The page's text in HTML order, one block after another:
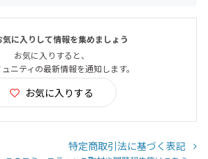
気に入りして情報を集めましょう
お気に入りすると、
ニティの最新情報を通知します。
お気に入りする
特定商取引法に基づく表記